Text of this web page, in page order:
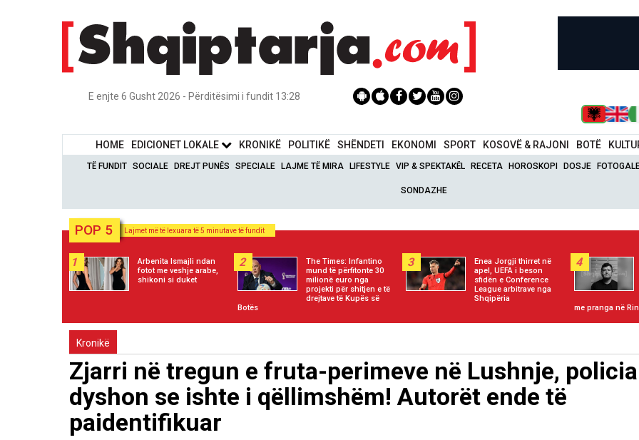
E enjte 6 Gusht 2026 - Përditësimi i fundit 13:28
HOME EDICIONET LOKALE KRONIKË POLITIKË SHËNDETI EKONOMI SPORT KOSOVË & RAJONI BOTË
TË FUNDIT SOCIALE DREJT PUNËS SPECIALE LAJME TË MIRA LIFESTYLE VIP & SPEKTAKËL RECETA HOROSKOPI DOSJE
SONDAZHE
POP 5 Lajmet më të lexuara të 5 minutave të fundit
1
Arbenita Ismajli ndan
fotot me veshje arabe,
shikoni si duket
2
The Times: Infantino
mund të përfitonte 30
milionë euro nga
projekti për shitjen e të
drejtave të Kupës së
Botës
3
Enea Jorgji thirret në
apel, UEFA i beson
sfidën e Conference
League arbitrave nga
Shqipëria
4
me pranga në
Kronikë
Zjarri në tregun e fruta-perimeve në Lushnje, policia
dyshon se ishte i qëllimshëm! Autorët ende të
paidentifikuar